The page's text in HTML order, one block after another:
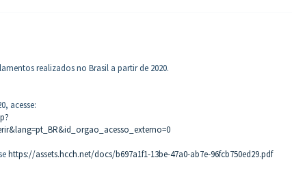
realizados no Brasil a partir de 2020.
acesse:
https://assets.hcch.net/docs/b697a1f1-13be-47a0-ab7e-96fcb750ed29.pdf